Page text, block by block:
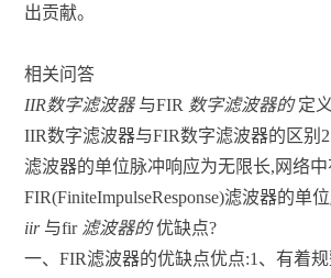
出贡献。
相关问答
IIR数字滤波器 与FIR 数字滤波器的定
IIR数字滤波器与FIR数字滤波器的区别
滤波器的单位脉冲响应为无限长,网络中
FIR(FiniteImpulseResponse)滤波器的单
iir 与fir 滤波器的优缺点?
一、FIR滤波器的优缺点优点:1、有着